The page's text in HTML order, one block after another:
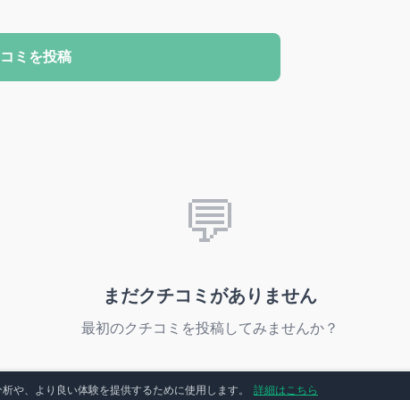
ミを投稿
💬
まだクチコミがありません
最初のクチコミを投稿してみませんか？
や、より良い体験を提供するために使用します。 詳細はこちら